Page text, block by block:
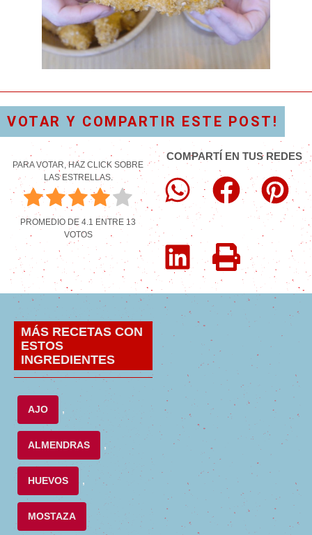
VOTAR Y COMPARTIR ESTE POST!
PARA VOTAR, HAZ CLICK SOBRE
LAS ESTRELLAS.
PROMEDIO DE 4.1 ENTRE 13
VOTOS
COMPARTÍ EN TUS REDES
MÁS RECETAS CON
ESTOS
INGREDIENTES
AJO ,
ALMENDRAS ,
HUEVOS ,
MOSTAZA